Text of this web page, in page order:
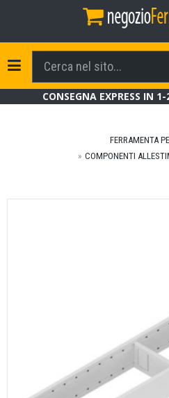
Toggle Navigation
CONSEGNA EXPRESS IN
FERRAMENTA
COMPONENTI